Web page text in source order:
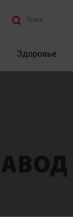
Поиск
Здоровье